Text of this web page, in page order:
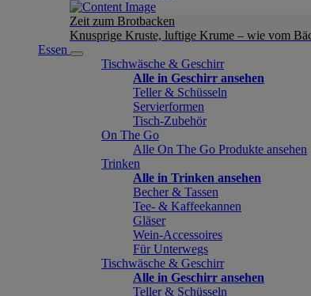
Zeit zum Brotbacken
Knusprige Kruste, luftige Krume – wie vom
Essen
Tischwäsche & Geschirr
Alle in Geschirr ansehen
Teller & Schüsseln
Servierformen
Tisch-Zubehör
On The Go
Alle On The Go Produkte ansehen
Trinken
Alle in Trinken ansehen
Becher & Tassen
Tee- & Kaffeekannen
Gläser
Wein-Accessoires
Für Unterwegs
Tischwäsche & Geschirr
Alle in Geschirr ansehen
Teller & Schüsseln